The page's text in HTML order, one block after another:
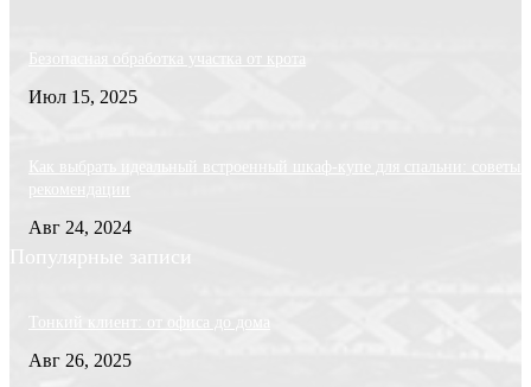
Безопасная обработка участка от крота
Июл 15, 2025
Как выбрать идеальный встроенный шкаф-купе для спальни: советы
рекомендации
Авг 24, 2024
Популярные записи
Тонкий клиент: от офиса до дома
Авг 26, 2025